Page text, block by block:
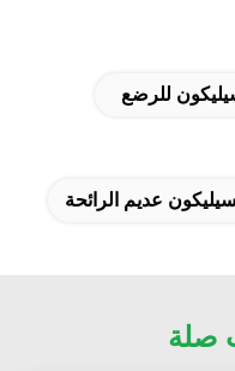
للرضع
عديم الرائحة
صلة